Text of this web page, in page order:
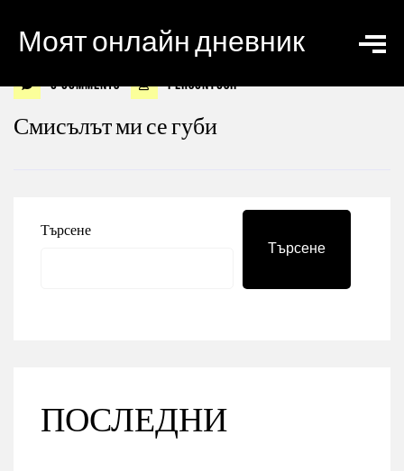
Моят онлайн дневник
0 Comments personyosif
Смисълът ми се губи
Търсене
Търсене
ПОСЛЕДНИ